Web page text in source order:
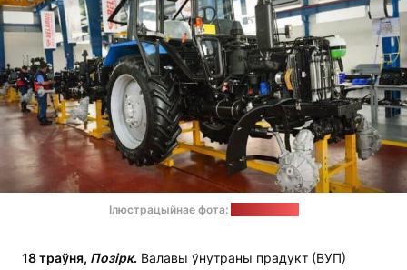
Ілюстрацыйнае фота:
18 траўня, Позірк. Валавы ўнутраны прадукт (ВУП)